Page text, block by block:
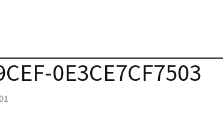
0E3CE7CF7503